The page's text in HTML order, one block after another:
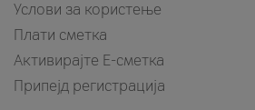
Услови за користење
Плати сметка
Активирајте Е-сметка
Припејд регистрација